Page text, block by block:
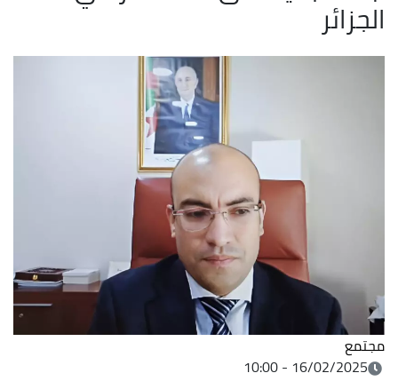
الجزائر
مجتمع
16/02/2025 - 10:00